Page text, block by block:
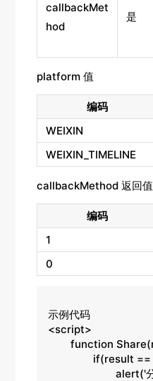
callbackMet
hod
是
platform 值
编码
WEIXIN
WEIXIN_TIMELINE
callbackMethod 返回值
编码
1
0
示例代码
<script>
	function Share(result){
			alert('分享成功');